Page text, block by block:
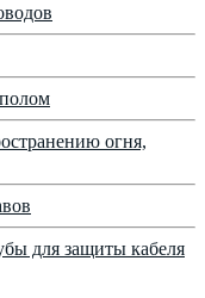
огня,
для защиты кабеля